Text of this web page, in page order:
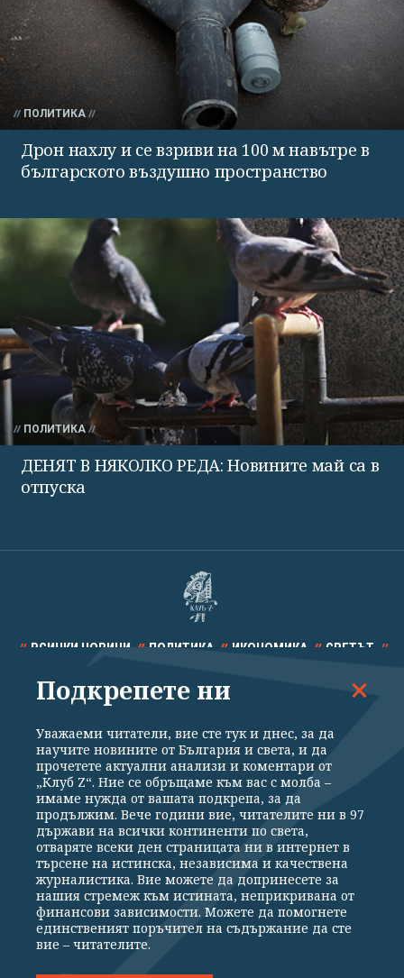
ПОЛИТИКА
Дрон нахлу и се взриви на 100 м навътре в
българското въздушно пространство
ПОЛИТИКА
ДЕНЯТ В НЯКОЛКО РЕДА: Новините май са в
отпуска
ВСИЧКИ НОВИНИ ПОЛИТИКА ИКОНОМИКА СВЕТЪТ
СПОРТ КУЛТУРА ТЕХНОЛОГИИ КАЛЕЙДОСКОП
Общи условия
Политика за поверителност
Реклама
Партньори Контакти
За Клуб Z
Екип
Подкрепете ни
Издател на www.clubz.bg е „Клуб Зебра Медия“ ЕООД, София, ул. "Алеко
Константинов" 3. Всички права запазени 2026 „Клуб Зебра Медия“
Препечатването на материали, снимки и видео от www.clubz.bg без
Подкрепете ни
Уважаеми читатели, вие сте тук и днес, за да
научите новините от България и света, и да
прочетете актуални анализи и коментари от
„Клуб Z“. Ние се обръщаме към вас с молба –
имаме нужда от вашата подкрепа, за да
продължим. Вече години вие, читателите ни в 97
държави на всички континенти по света,
отваряте всеки ден страницата ни в интернет в
търсене на истинска, независима и качествена
журналистика. Вие можете да допринесете за
нашия стремеж към истината, неприкривана от
финансови зависимости. Можете да помогнете
единственият поръчител на съдържание да сте
вие – читателите.